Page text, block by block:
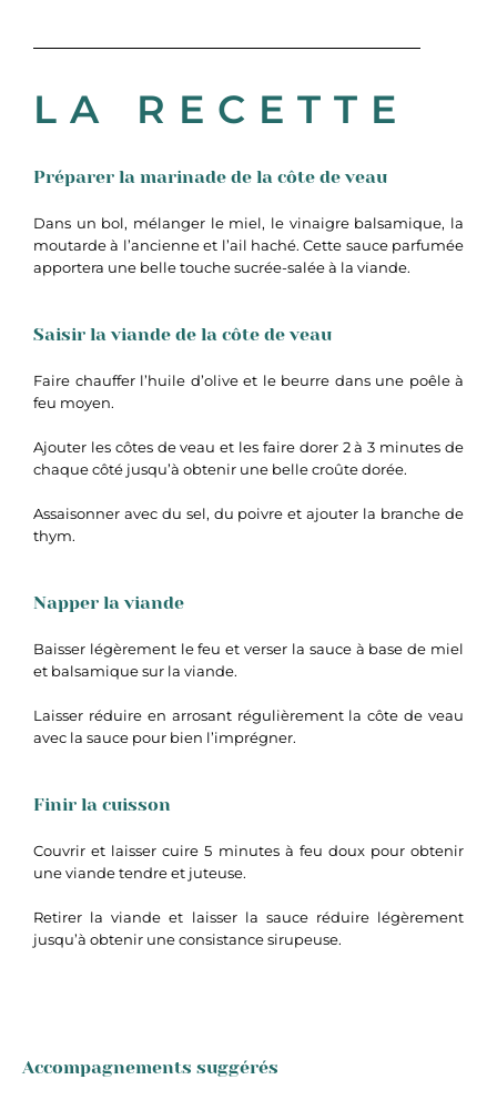
LA RECETTE
Préparer la marinade de la côte de veau
Dans un bol, mélanger le miel, le vinaigre balsamique, la
moutarde à l’ancienne et l’ail haché. Cette sauce parfumée
apportera une belle touche sucrée-salée à la viande.
Saisir la viande de la côte de veau
Faire chauffer l’huile d’olive et le beurre dans une poêle à
feu moyen.
Ajouter les côtes de veau et les faire dorer 2 à 3 minutes de
chaque côté jusqu’à obtenir une belle croûte dorée.
Assaisonner avec du sel, du poivre et ajouter la branche de
thym.
Napper la viande
Baisser légèrement le feu et verser la sauce à base de miel
et balsamique sur la viande.
Laisser réduire en arrosant régulièrement la côte de veau
avec la sauce pour bien l’imprégner.
Finir la cuisson
Couvrir et laisser cuire 5 minutes à feu doux pour obtenir
une viande tendre et juteuse.
Retirer la viande et laisser la sauce réduire légèrement
jusqu’à obtenir une consistance sirupeuse.
Accompagnements suggérés